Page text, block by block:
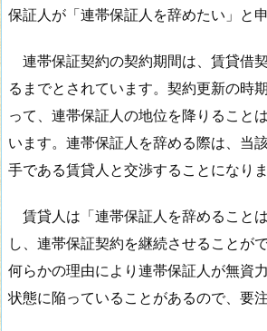
保証人が「連帯保証人を辞めたい」と
連帯保証契約の契約期間は、賃貸借
るまでとされています。契約更新の時
って、連帯保証人の地位を降りること
います。連帯保証人を辞める際は、当
手である賃貸人と交渉することになりま
賃貸人は「連帯保証人を辞めること
し、連帯保証契約を継続させることが
何らかの理由により連帯保証人が無資
状態に陥っていることがあるので、要注